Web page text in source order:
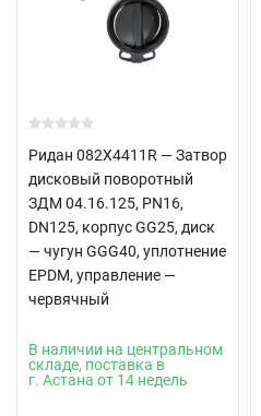
Ридан 082X4411R — Затвор
дисковый поворотный
ЗДМ 04.16.125, PN16,
DN125, корпус GG25, диск
— чугун GGG40, уплотнение
EPDM, управление —
червячный
В наличии на центральном
складе, поставка в
г. Астана от 14 недель